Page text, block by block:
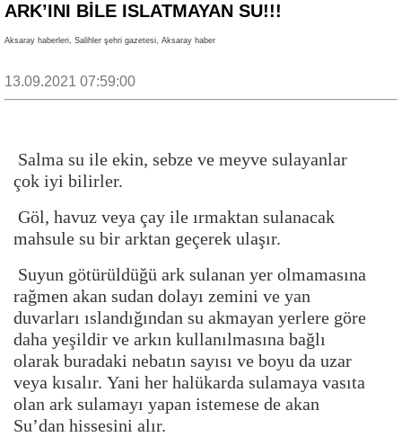
ARK’INI BİLE ISLATMAYAN SU!!!
Aksaray haberleri, Salihler şehri gazetesi, Aksaray haber
13.09.2021 07:59:00
Salma su ile ekin, sebze ve meyve sulayanlar
çok iyi bilirler.
Göl, havuz veya çay ile ırmaktan sulanacak
mahsule su bir arktan geçerek ulaşır.
Suyun götürüldüğü ark sulanan yer olmamasına
rağmen akan sudan dolayı zemini ve yan
duvarları ıslandığından su akmayan yerlere göre
daha yeşildir ve arkın kullanılmasına bağlı
olarak buradaki nebatın sayısı ve boyu da uzar
veya kısalır. Yani her halükarda sulamaya vasıta
olan ark sulamayı yapan istemese de akan
Su’dan hissesini alır.